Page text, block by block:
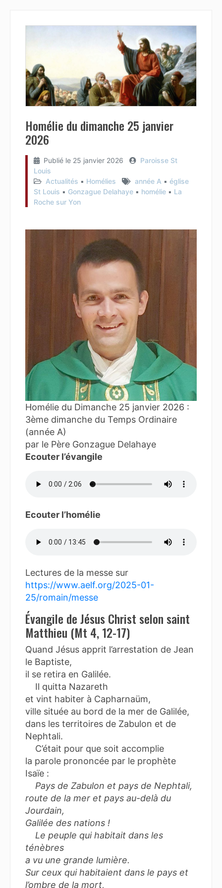
Homélie du dimanche 25 janvier
2026
Publié le 25 janvier 2026
Paroisse St
Louis
Actualités ▪︎ Homélies année A ▪︎ église
St Louis ▪︎ Gonzague Delahaye ▪︎ homélie ▪︎ La
Roche sur Yon
Homélie du Dimanche 25 janvier 2026 :
3ème dimanche du Temps Ordinaire
(année A)
par le Père Gonzague Delahaye
Ecouter l’évangile
Ecouter l’homélie
Lectures de la messe sur
https://www.aelf.org/2025-01-
25/romain/messe
Évangile de Jésus Christ selon saint
Matthieu (Mt 4, 12-17)
Quand Jésus apprit l’arrestation de Jean
le Baptiste,
il se retira en Galilée.
Il quitta Nazareth
et vint habiter à Capharnaüm,
ville située au bord de la mer de Galilée,
dans les territoires de Zabulon et de
Nephtali.
C’était pour que soit accomplie
la parole prononcée par le prophète
Isaïe :
Pays de Zabulon et pays de Nephtali,
route de la mer et pays au-delà du
Jourdain,
Galilée des nations !
Le peuple qui habitait dans les
ténèbres
a vu une grande lumière.
Sur ceux qui habitaient dans le pays et
l’ombre de la mort,